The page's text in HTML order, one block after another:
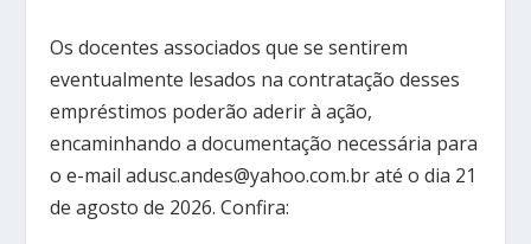
Os docentes associados que se sentirem
eventualmente lesados na contratação desses
empréstimos poderão aderir à ação,
encaminhando a documentação necessária para
o e-mail adusc.andes@yahoo.com.br até o dia 21
de agosto de 2026. Confira: